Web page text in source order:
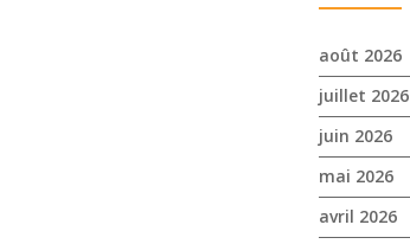
août 2026
juillet 2026
juin 2026
mai 2026
avril 2026